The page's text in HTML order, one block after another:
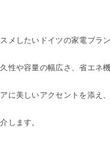
メしたいドイツの家電ブラ
性や容量の幅広さ、省エ
に美しいアクセントを添え
します。